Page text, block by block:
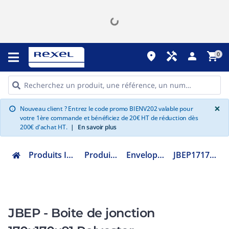
place handyman person shopping_cart0
info Nouveau client ? Entrez le code promo BIENV202 valable pour
votre 1ère commande et bénéficiez de 20€ HT de réduction dès
200€ d'achat HT. | En savoir plus
×
Produits Industriels Produits ATEX Enveloppe ATEX JBEP171709NE04T
JBEP - Boite de jonction